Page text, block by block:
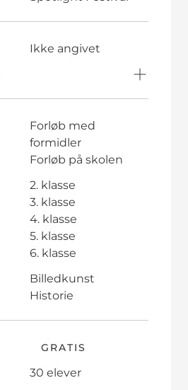
Ikke angivet
Forløb med
formidler
Forløb på skolen
2. klasse
3. klasse
4. klasse
5. klasse
6. klasse
Billedkunst
Historie
GRATIS
30 elever